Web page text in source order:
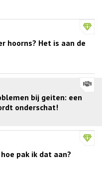
hoorns? Het is aan de
bij geiten: een
onderschat!
pak ik dat aan?